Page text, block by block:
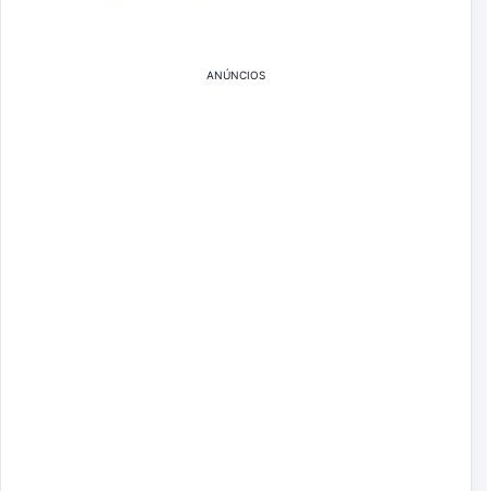
ANÚNCIOS